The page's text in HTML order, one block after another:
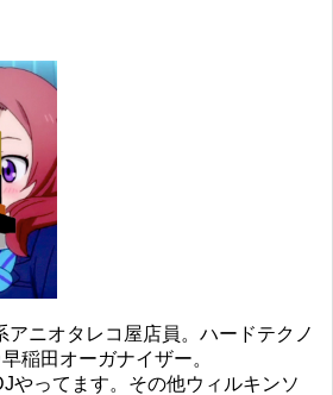
アニオタレコ屋店員。ハードテクノ
稲田オーガナイザー。
やってます。その他ウィルキンソ